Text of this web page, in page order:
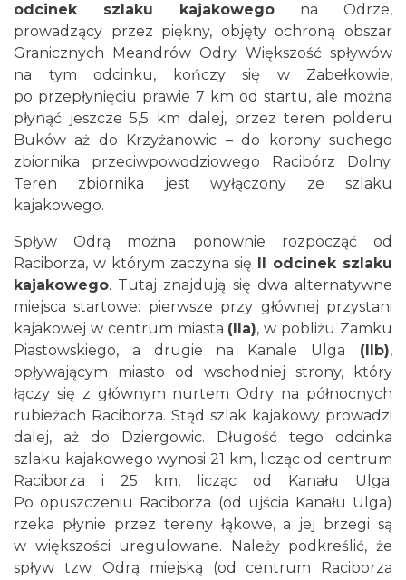
odcinek szlaku kajakowego na Odrze,
prowadzący przez piękny, objęty ochroną obszar
Granicznych Meandrów Odry. Większość spływów
na tym odcinku, kończy się w Zabełkowie,
po przepłynięciu prawie 7 km od startu, ale można
płynąć jeszcze 5,5 km dalej, przez teren polderu
Buków aż do Krzyżanowic – do korony suchego
zbiornika przeciwpowodziowego Racibórz Dolny.
Teren zbiornika jest wyłączony ze szlaku
kajakowego.
Spływ Odrą można ponownie rozpocząć od
Raciborza, w którym zaczyna się
II odcinek szlaku
kajakowego. Tutaj znajdują się dwa alternatywne
miejsca startowe: pierwsze przy głównej przystani
kajakowej w centrum miasta (IIa), w pobliżu Zamku
Piastowskiego, a drugie na Kanale Ulga (IIb),
opływającym miasto od wschodniej strony, który
łączy się z głównym nurtem Odry na północnych
rubieżach Raciborza. Stąd szlak kajakowy prowadzi
dalej, aż do Dziergowic. Długość tego odcinka
szlaku kajakowego wynosi 21 km, licząc od centrum
Raciborza i 25 km, licząc od Kanału Ulga.
Po opuszczeniu Raciborza (od ujścia Kanału Ulga)
rzeka płynie przez tereny łąkowe, a jej brzegi są
w większości uregulowane. Należy podkreślić, że
spływ tzw. Odrą miejską (od centrum Raciborza